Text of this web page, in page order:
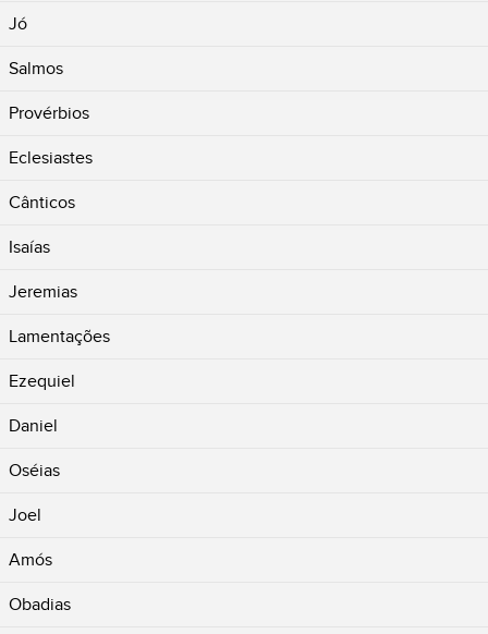
Jó
Salmos
Provérbios
Eclesiastes
Cânticos
Isaías
Jeremias
Lamentações
Ezequiel
Daniel
Oséias
Joel
Amós
Obadias